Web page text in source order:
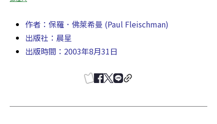
作者：保羅．佛萊希曼 (Paul Fleischman)
出版社： 晨星
出版時間：2003年8月31日